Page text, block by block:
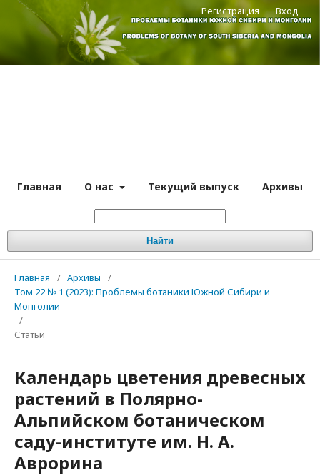
Главная О нас Текущий выпуск Архивы
Найти
Регистрация Вход
Главная / Архивы
/
Том 22 № 1 (2023): Проблемы ботаники Южной Сибири и
Монголии
/
Статьи
Календарь цветения древесных
растений в Полярно-
Альпийском ботаническом
саду-институте им. Н. А.
Аврорина